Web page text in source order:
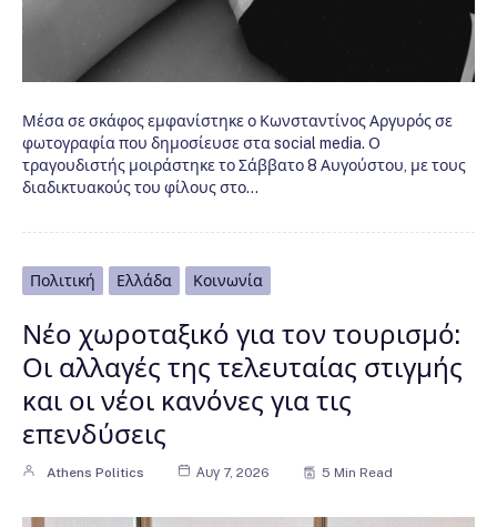
Μέσα σε σκάφος εμφανίστηκε ο Κωνσταντίνος Αργυρός σε
φωτογραφία που δημοσίευσε στα social media. Ο
τραγουδιστής μοιράστηκε το Σάββατο 8 Αυγούστου, με τους
διαδικτυακούς του φίλους στο…
Πολιτική Ελλάδα Κοινωνία
Νέο χωροταξικό για τον τουρισμό:
Οι αλλαγές της τελευταίας στιγμής
και οι νέοι κανόνες για τις
επενδύσεις
Athens Politics Αυγ 7, 2026 5 Min Read